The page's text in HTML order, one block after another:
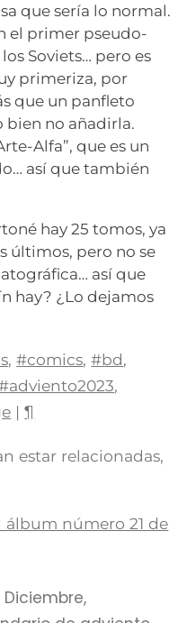
que sería lo normal.
el primer pseudo-
Soviets… pero es
primeriza, por
que un panfleto
bien no añadirla.
Alfa”, que es un
así que también
hay 25 tomos, ya
últimos, pero no se
así que
hay? ¿Lo dejamos
,#comics,#bd,
,
|¶
estar relacionadas,
álbum número 21 de